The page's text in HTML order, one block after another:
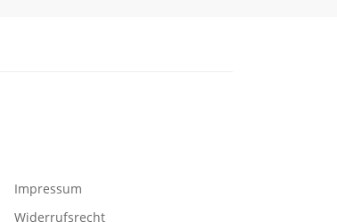
Impressum
Widerrufsrecht